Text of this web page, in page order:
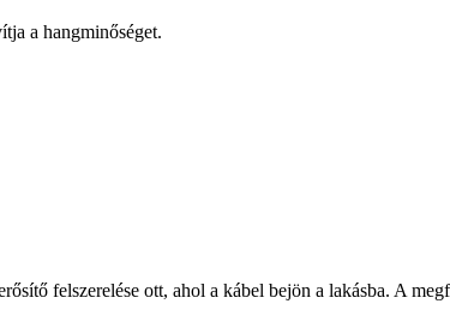
a hangminőséget.
felszerelése ott, ahol a kábel bejön a lakásba. A